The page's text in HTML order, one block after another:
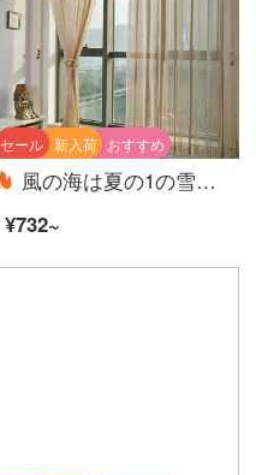
おすすめ
新入荷
セール
風の海は夏の1の雪のニールのカーテンの既製品があって、寝室のベランダを注文して作らせます。
¥732~